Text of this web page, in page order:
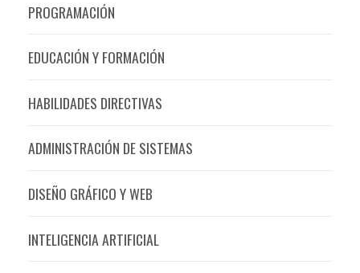
PROGRAMACIÓN
EDUCACIÓN Y FORMACIÓN
HABILIDADES DIRECTIVAS
ADMINISTRACIÓN DE SISTEMAS
DISEÑO GRÁFICO Y WEB
INTELIGENCIA ARTIFICIAL